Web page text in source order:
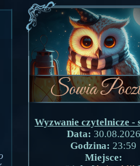
Wyzwanie czytelnicze -
Data: 30.08.2026
Godzina: 23:59
Miejsce: